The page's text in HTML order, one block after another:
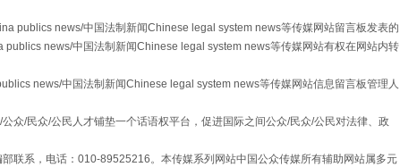
骗局 习近平的“航天情”
publics news/中国法制新闻Chinese legal system news等传媒网站留言板发表的
news/中国法制新闻Chinese legal system news等传媒网站有权在网站内转
news/中国法制新闻Chinese legal system news等传媒网站信息留言板管理人
众/民众/公民人才铺垫一个话语权平台，促进国际之间公众/民众/公民对法律、政
联系，电话：010-89525216。本传媒系列网站中国公众传媒所有辅助网站属多元